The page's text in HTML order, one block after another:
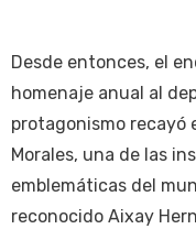
Desde entonces, el
homenaje anual al
protagonismo recayó
Morales, una de las
emblemáticas del
reconocido Aixay